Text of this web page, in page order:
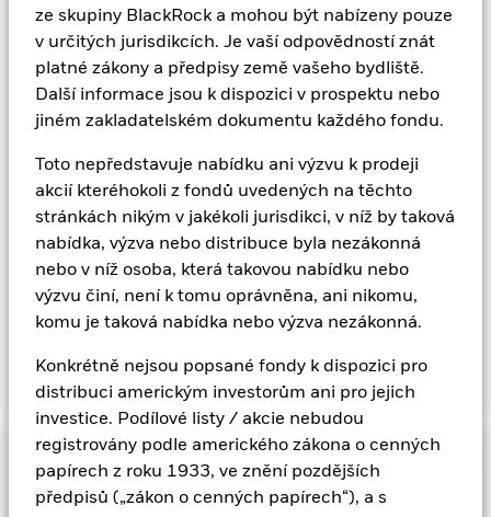
ze skupiny BlackRock a mohou být nabízeny pouze
v určitých jurisdikcích. Je vaší odpovědností znát
platné zákony a předpisy země vašeho bydliště.
Další informace jsou k dispozici v prospektu nebo
jiném zakladatelském dokumentu každého fondu.
Toto nepředstavuje nabídku ani výzvu k prodeji
akcií kteréhokoli z fondů uvedených na těchto
stránkách nikým v jakékoli jurisdikci, v níž by taková
nabídka, výzva nebo distribuce byla nezákonná
nebo v níž osoba, která takovou nabídku nebo
výzvu činí, není k tomu oprávněna, ani nikomu,
komu je taková nabídka nebo výzva nezákonná.
Konkrétně nejsou popsané fondy k dispozici pro
distribuci americkým investorům ani pro jejich
investice. Podílové listy / akcie nebudou
registrovány podle amerického zákona o cenných
papírech z roku 1933, ve znění pozdějších
předpisů („zákon o cenných papírech“), a s
můžete zobrazit seznam všech tříd akcií fondu - měnově
zajištěné třídy akcií jsou označeny slovem „Hedged“ v názvu
třídy akcií. Úplný seznam všech měnově zajištěných tříd akcií
je navíc k dispozici na vyžádání u správcovské společnosti
fondu
V rozsahu, v jakém fond provádí půjčování cenných papírů za
účelem snížení nákladů, obdrží fond 62,5 % z vytvořených
souvisejících příjmů a zbývajících 37,5 % obdrží společnost
BlackRock jako zprostředkovatel půjčování cenných papírů.
Vzhledem k tomu, že sdílení výnosů z půjčování cenných
papírů nezvyšuje náklady na provoz fondu, bylo z průběžných
poplatků vyloučeno.
Zobrazit méně
BlackRock ESG Euro Corporate Bond Fund
Výkonnost